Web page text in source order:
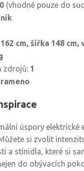
(vhodné pouze do
cm, šířka 148 cm,
zdrojů: 1
úspory elektrické
si zvolit
a stínidla, které si
do obývacích